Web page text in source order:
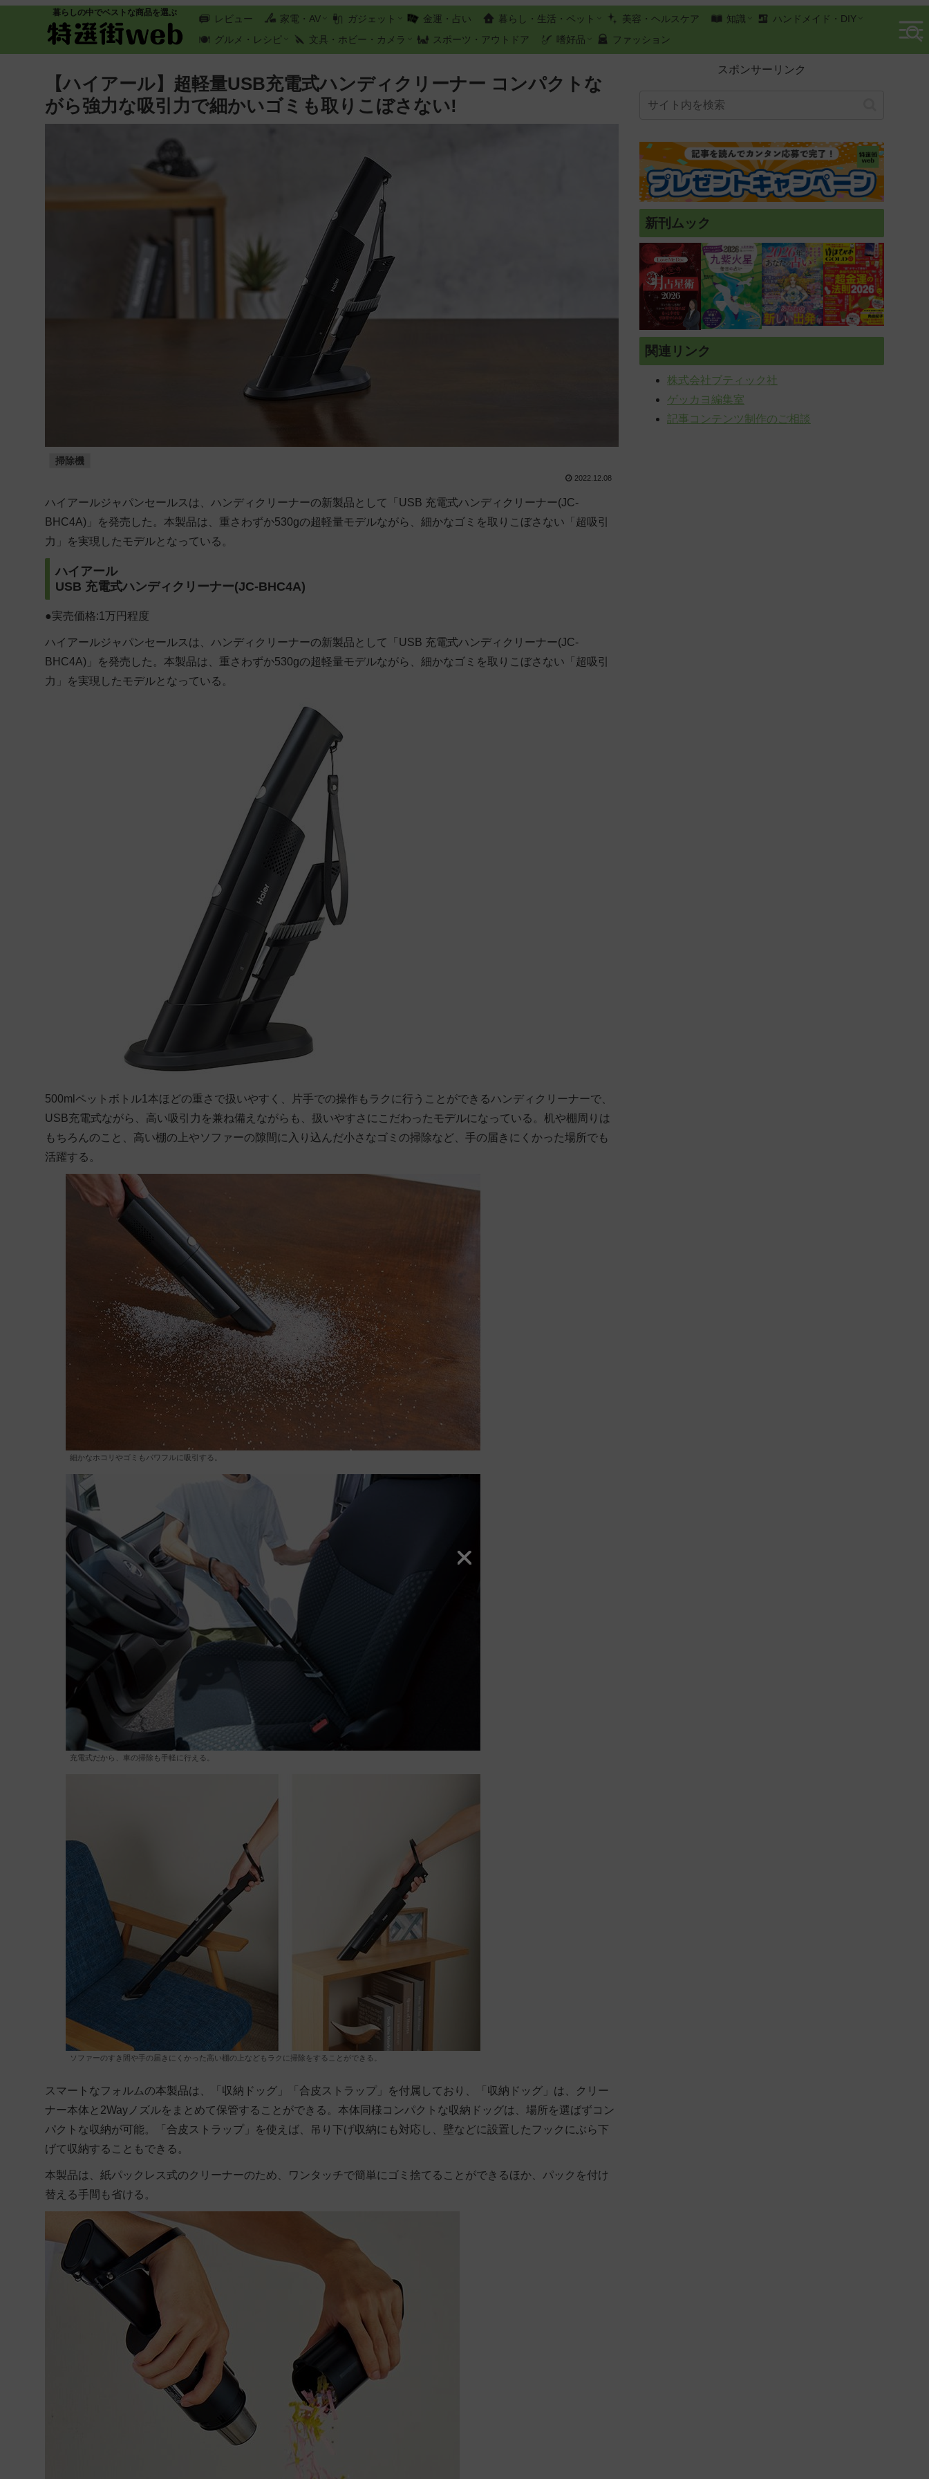
暮らしの中でベストな商品を選ぶ
レビュー 家電・AV ガジェット 金運・占い 暮らし・生活・ペット 美容・ヘルスケア 知識
ハンドメイド・DIY
グルメ・レシピ
文具・ホビー・カメラ スポーツ・アウトドア 嗜好品 ファッション
【ハイアール】超軽量USB充電式ハンディクリーナー コンパクトな
がら強力な吸引力で細かいゴミも取りこぼさない!
掃除機
2022.12.08
ハイアールジャパンセールスは、ハンディクリーナーの新製品として「USB 充電式ハンディクリーナー(JC-
BHC4A)」を発売した。本製品は、重さわずか530gの超軽量モデルながら、細かなゴミを取りこぼさない「超吸引
力」を実現したモデルとなっている。
ハイアール
USB 充電式ハンディクリーナー(JC-BHC4A)
●実売価格:1万円程度
ハイアールジャパンセールスは、ハンディクリーナーの新製品として「USB 充電式ハンディクリーナー(JC-
BHC4A)」を発売した。本製品は、重さわずか530gの超軽量モデルながら、細かなゴミを取りこぼさない「超吸引
力」を実現したモデルとなっている。
500mlペットボトル1本ほどの重さで扱いやすく、片手での操作もラクに行うことができるハンディクリーナーで、
USB充電式ながら、高い吸引力を兼ね備えながらも、扱いやすさにこだわったモデルになっている。机や棚周りは
もちろんのこと、高い棚の上やソファーの隙間に入り込んだ小さなゴミの掃除など、手の届きにくかった場所でも
活躍する。
細かなホコリやゴミもパワフルに吸引する。
充電式だから、車の掃除も手軽に行える。
ソファーのすき間や手の届きにくかった高い棚の上などもラクに掃除をすることができる。
スマートなフォルムの本製品は、「収納ドッグ」「合皮ストラップ」を付属しており、「収納ドッグ」は、クリー
ナー本体と2Wayノズルをまとめて保管することができる。本体同様コンパクトな収納ドッグは、場所を選ばずコン
パクトな収納が可能。「合皮ストラップ」を使えば、吊り下げ収納にも対応し、壁などに設置したフックにぶら下
げて収納することもできる。
本製品は、紙パックレス式のクリーナーのため、ワンタッチで簡単にゴミ捨てることができるほか、パックを付け
替える手間も省ける。
スポンサーリンク
新刊ムック
関連リンク
株式会社ブティック社
ゲッカヨ編集室
記事コンテンツ制作のご相談